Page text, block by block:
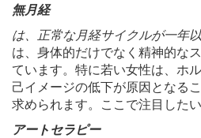
無月経
は、正常な月経サイクルが一年
は、身体的だけでなく精神的な
ています。特に若い女性は、ホ
己イメージの低下が原因となる
求められます。ここで注目したい
アートセラピー